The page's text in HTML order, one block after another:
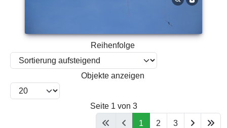
Reihenfolge
Objekte anzeigen
Seite 1 von 3
1
2 3